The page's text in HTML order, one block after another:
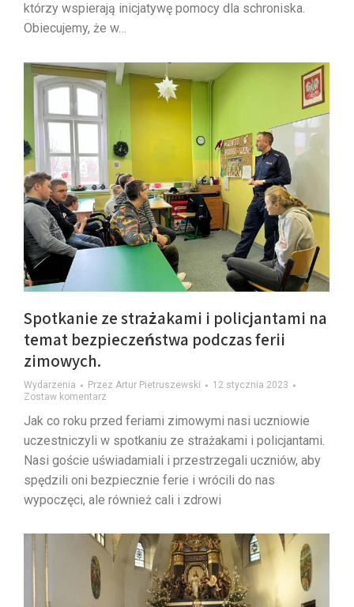
którzy wspierają inicjatywę pomocy dla schroniska.
Obiecujemy, że w…
Spotkanie ze strażakami i policjantami na
temat bezpieczeństwa podczas ferii
zimowych.
Wydarzenia Przez Artur Pietruszewski
12 stycznia 2023
Zostaw komentarz
Jak co roku przed feriami zimowymi nasi uczniowie
uczestniczyli w spotkaniu ze strażakami i policjantami.
Nasi goście uświadamiali i przestrzegali uczniów, aby
spędzili oni bezpiecznie ferie i wrócili do nas
wypoczęci, ale również cali i zdrowi